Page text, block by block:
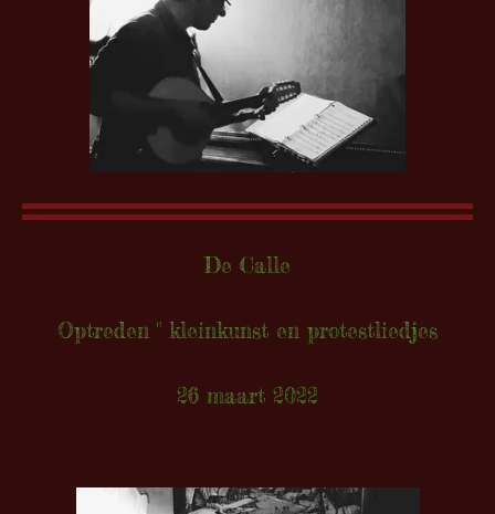
De Calle
Optreden " kleinkunst en protestliedjes
26 maart 2022